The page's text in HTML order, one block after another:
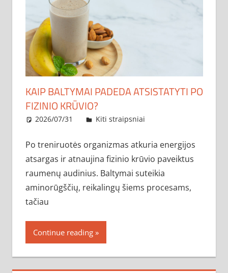
KAIP BALTYMAI PADEDA ATSISTATYTI PO
FIZINIO KRŪVIO?
2026/07/31 administratorius
Kiti straipsniai
Po treniruotės organizmas atkuria energijos
atsargas ir atnaujina fizinio krūvio paveiktus
raumenų audinius. Baltymai suteikia
aminorūgščių, reikalingų šiems procesams,
tačiau
Continue reading